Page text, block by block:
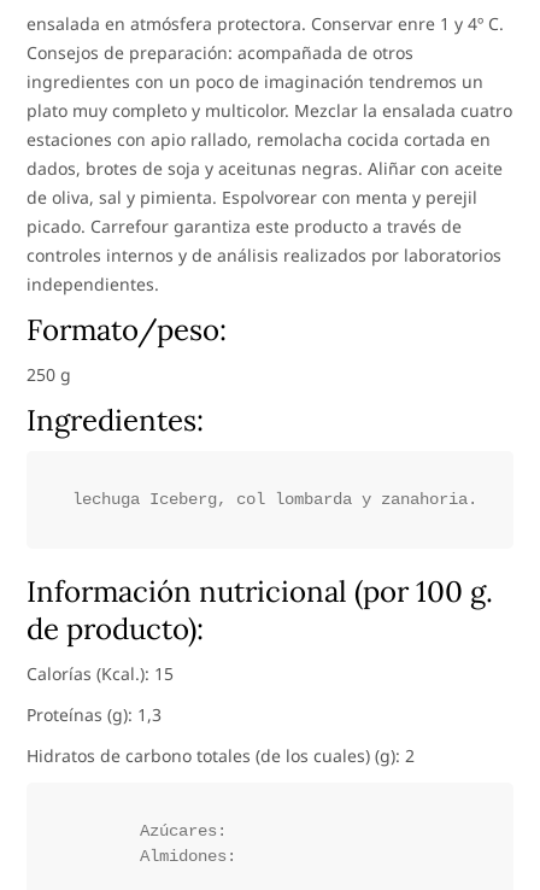
ensalada en atmósfera protectora. Conservar enre 1 y 4º C.
Consejos de preparación: acompañada de otros
ingredientes con un poco de imaginación tendremos un
plato muy completo y multicolor. Mezclar la ensalada cuatro
estaciones con apio rallado, remolacha cocida cortada en
dados, brotes de soja y aceitunas negras. Aliñar con aceite
de oliva, sal y pimienta. Espolvorear con menta y perejil
picado. Carrefour garantiza este producto a través de
controles internos y de análisis realizados por laboratorios
independientes.
Formato/peso:
250 g
Ingredientes:
Información nutricional (por 100 g.
de producto):
Calorías (Kcal.): 15
Proteínas (g): 1,3
Hidratos de carbono totales (de los cuales) (g): 2
	Azúcares: